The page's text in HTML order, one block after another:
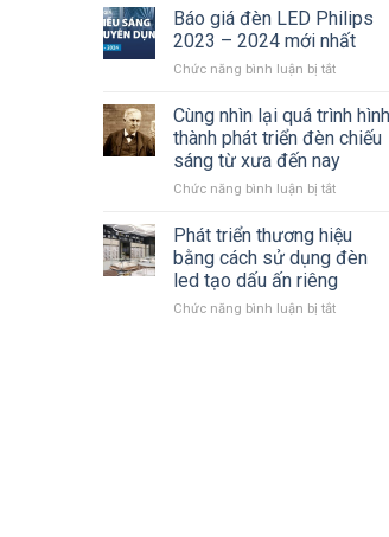
–
2026
nhất
giá
đèn
LED
Philips
–
2025
nhất
Báo giá đèn LED Philips
2023 – 2024 mới nhất
Chức năng bình luận bị tắtở
giá
đèn
LED
Philips
2023
2024 mới
nhất
Cùng nhìn lại quá trình hình
thành phát triển đèn chiếu
sáng từ xưa đến nay
Chức năng bình luận bị tắtở
nhìn
lại
quá
trình
hình
Phát triển thương hiệu
bằng cách sử dụng đèn
led tạo dấu ấn riêng
Chức năng bình luận bị tắtở